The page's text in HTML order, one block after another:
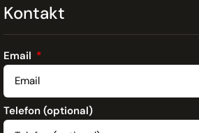
Kontakt
Email
Telefon (optional)